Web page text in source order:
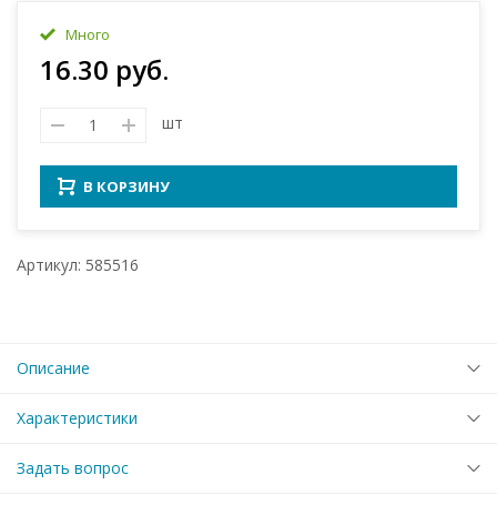
Много
16.30 руб.
шт
В КОРЗИНУ
Артикул: 585516
Описание
Характеристики
Задать вопрос